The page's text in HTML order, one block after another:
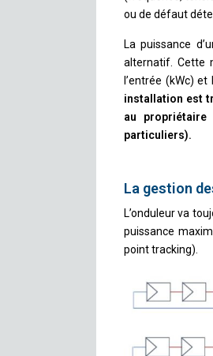
ou de défaut
La puissance
alternatif. Cette
l’entrée (kWc)
installation est
au propriétaire
particuliers).
La gestion
L’onduleur va
puissance
point tracking).